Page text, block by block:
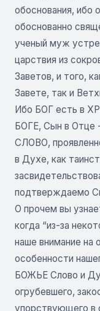
обоснования, ибо
обоснованно
ученый муж
царствия из
Заветов, и того,
Завете, так и
Ибо БОГ есть в
БОГЕ, Сын в Отце
СЛОВО,
в Духе, как
подтверждаемо
О прочем вы
когда “из-за
наше внимание на
особенности
БОЖЬЕ Слово и
огрубевшего,
упорствующего в